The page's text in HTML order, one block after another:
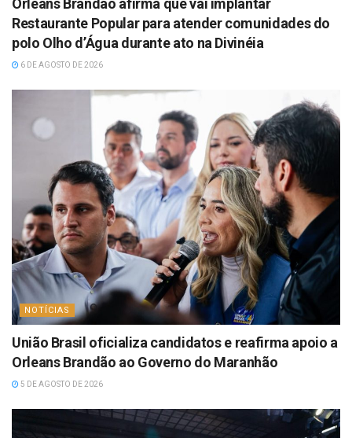
Orleans Brandão afirma que vai implantar
Restaurante Popular para atender comunidades do
polo Olho d’Água durante ato na Divinéia
6 DE AGOSTO DE 2026
NOTÍCIAS
União Brasil oficializa candidatos e reafirma apoio a
Orleans Brandão ao Governo do Maranhão
5 DE AGOSTO DE 2026